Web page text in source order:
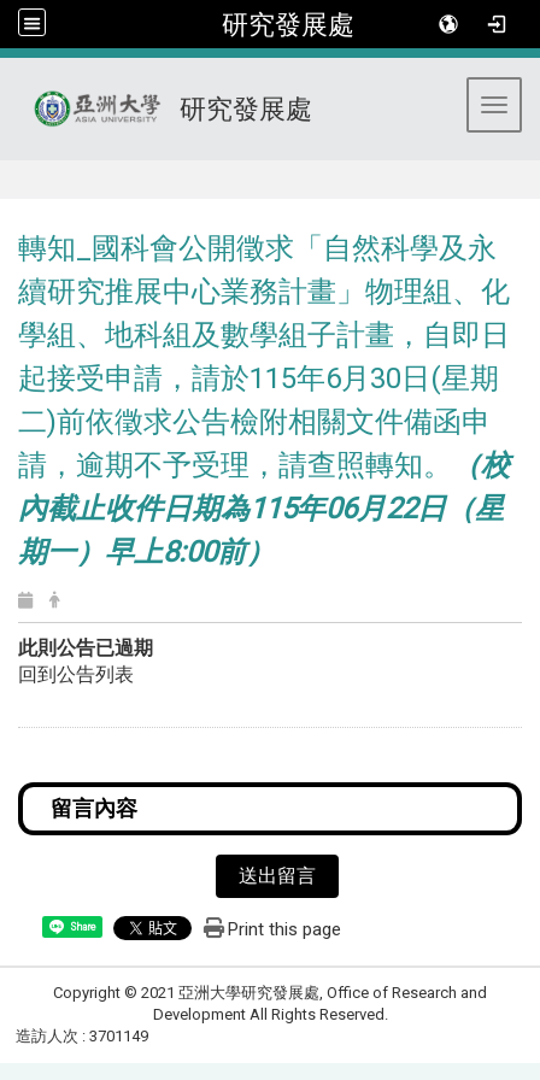
研究發展處
研究發展處
轉知_國科會公開徵求「自然科學及永
續研究推展中心業務計畫」物理組、化
學組、地科組及數學組子計畫，自即日
起接受申請，請於115年6月30日(星期
二)前依徵求公告檢附相關文件備函申
請，逾期不予受理，請查照轉知。
（校
內截止收件日期為115年06月22日（星
期一）早上8:00前）
此則公告已過期
回到公告列表
送出留言
Share Print this page
Copyright © 2021 亞洲大學研究發展處, Office of Research and
Development All Rights Reserved.
造訪人次 : 3701149